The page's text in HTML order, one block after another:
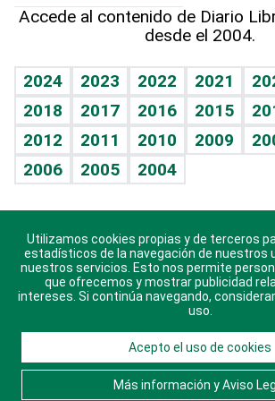
Vida y familia
Eñe
Celebrando la vida
Sin complejos
En pocas palabras
Escuchando al corazón
Economía Personal
TBT Deportivo
Hecho en casa
Guía del dinero
Cumpleaños
Horóscopos
Crucigramas
Accede al contenido de Diario
desde el 2004.
2024 2023 2022 2021
2018
2017 2016 2015
2012
2011 2010 2009
2006
2005 2004
Descarga nuestras aplicaciones para
sistema Huawei.
© 2021 Diario Libre, todos los
Consulta elAviso Legal. Ponte en
Utilizamos cookies propias y de terceros
estadísticos de la navegación de nuestros
nuestros servicios. Esto nos permite
que ofrecemos y mostrar publicidad
intereses. Si continúa navegando,
uso.
Acepto el uso de cookies
Más información y Aviso